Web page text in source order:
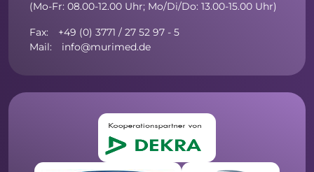
(Mo-Fr: 08.00-12.00 Uhr; Mo/Di/Do: 13.00-15.00 Uhr)
Fax: +49 (0) 3771 / 27 52 97 - 5
Mail: info@murimed.de